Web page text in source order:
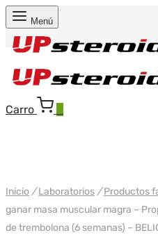
Menú
Carro
Inicio / Laboratorios / Productos
ganar masa muscular magra –
de trembolona (6 semanas) –